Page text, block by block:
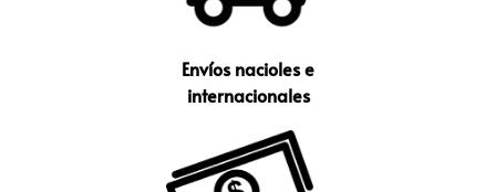
Envíos nacioles e
internacionales